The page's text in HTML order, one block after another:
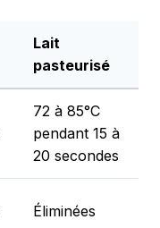
Lait
pasteurisé
72 à 85°C
pendant 15 à
20 secondes
Éliminées